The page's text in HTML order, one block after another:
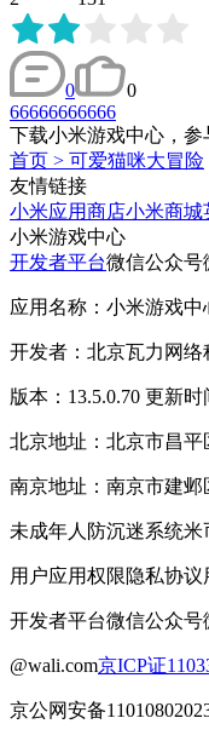
0
0
66666666666
下载小米游戏中心，参
首页 > 可爱猫咪大冒险
友情链接
小米应用商店小米商城
小米游戏中心
开发者平台微信公众号
应用名称：小米游戏中
开发者：北京瓦力网络
版本：13.5.0.70 更新时
北京地址：北京市昌平
南京地址：南京市建
未成年人防沉迷系统米
用户应用权限隐私协议
开发者平台微信公众号
@wali.com京ICP证
京公网安备